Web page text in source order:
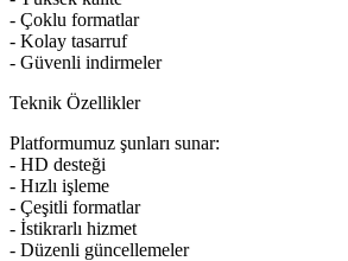
- Çoklu formatlar
- Kolay tasarruf
- Güvenli indirmeler
Teknik Özellikler
Platformumuz şunları sunar:
- HD desteği
- Hızlı işleme
- Çeşitli formatlar
- İstikrarlı hizmet
- Düzenli güncellemeler